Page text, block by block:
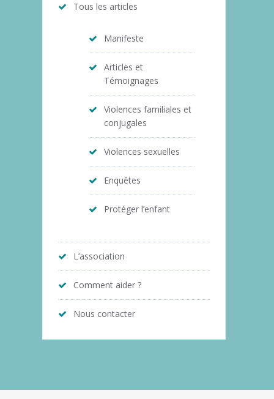
Tous les articles
Manifeste
Articles et
Témoignages
Violences familiales et
conjugales
Violences sexuelles
Enquêtes
Protéger l’enfant
L’association
Comment aider ?
Nous contacter